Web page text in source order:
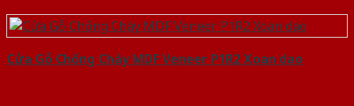
Cửa Gỗ Chống Cháy MDF Veneer P1R2 Xoan dao